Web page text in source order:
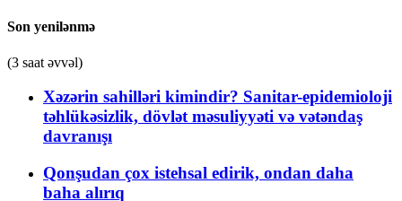
Son yenilənmə
(3 saat əvvəl)
Xəzərin sahilləri kimindir? Sanitar-epidemioloji
təhlükəsizlik, dövlət məsuliyyəti və vətəndaş
davranışı
Qonşudan çox istehsal edirik, ondan daha
baha alırıq